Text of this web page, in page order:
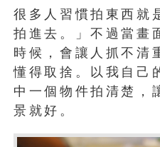
很多人習慣拍東西就
拍進去。」不過當畫
時候，會讓人抓不清
懂得取捨。以我自己
中一個物件拍清楚，
景就好。